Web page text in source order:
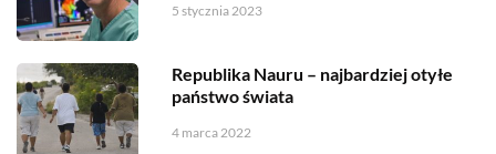
5 stycznia 2023
Republika Nauru – najbardziej otyłe
państwo świata
4 marca 2022